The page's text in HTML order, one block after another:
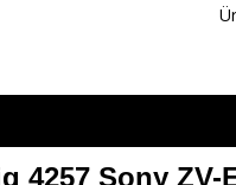
4257 Sony ZV-